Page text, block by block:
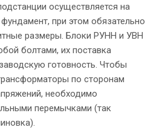
осуществляется на
при этом обязательно
размеры. Блоки РУНН и УВН
болтами, их поставка
готовность. Чтобы
по сторонам
необходимо
перемычками (так